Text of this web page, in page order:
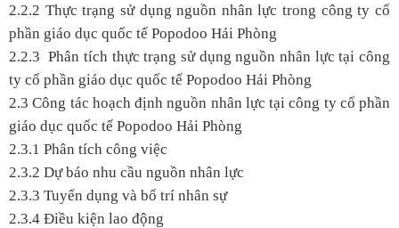
2.2.2 Thực trạng sử dụng nguồn nhân lực trong công ty cổ
phần giáo dục quốc tế Popodoo Hải Phòng
2.2.3 Phân tích thực trạng sử dụng nguồn nhân lực tại công
ty cổ phần giáo dục quốc tế Popodoo Hải Phòng
2.3 Công tác hoạch định nguồn nhân lực tại công ty cổ phần
giáo dục quốc tế Popodoo Hải Phòng
2.3.1 Phân tích công việc
2.3.2 Dự báo nhu cầu nguồn nhân lực
2.3.3 Tuyển dụng và bố trí nhân sự
2.3.4 Điều kiện lao động